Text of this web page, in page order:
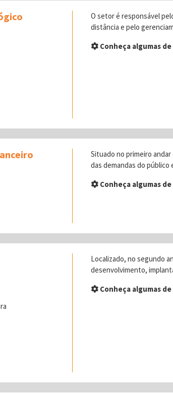
O setor é responsável
distância e pelo
Conheça algumas
Situado no primeiro
das demandas do
Conheça algumas
Localizado, no segundo
desenvolvimento,
Conheça algumas